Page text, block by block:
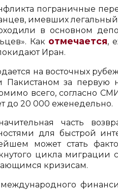
пограничные
имевших
в основном
Как отмечается,
Иран.
на восточных
Пакистаном за
всего, согласно
до 20 000 еженедельно.
часть
для быстрой
может стать
цикла миграции
кризисам.